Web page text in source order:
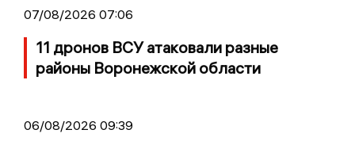
07/08/2026 07:06
11 дронов ВСУ атаковали разные
районы Воронежской области
06/08/2026 09:39